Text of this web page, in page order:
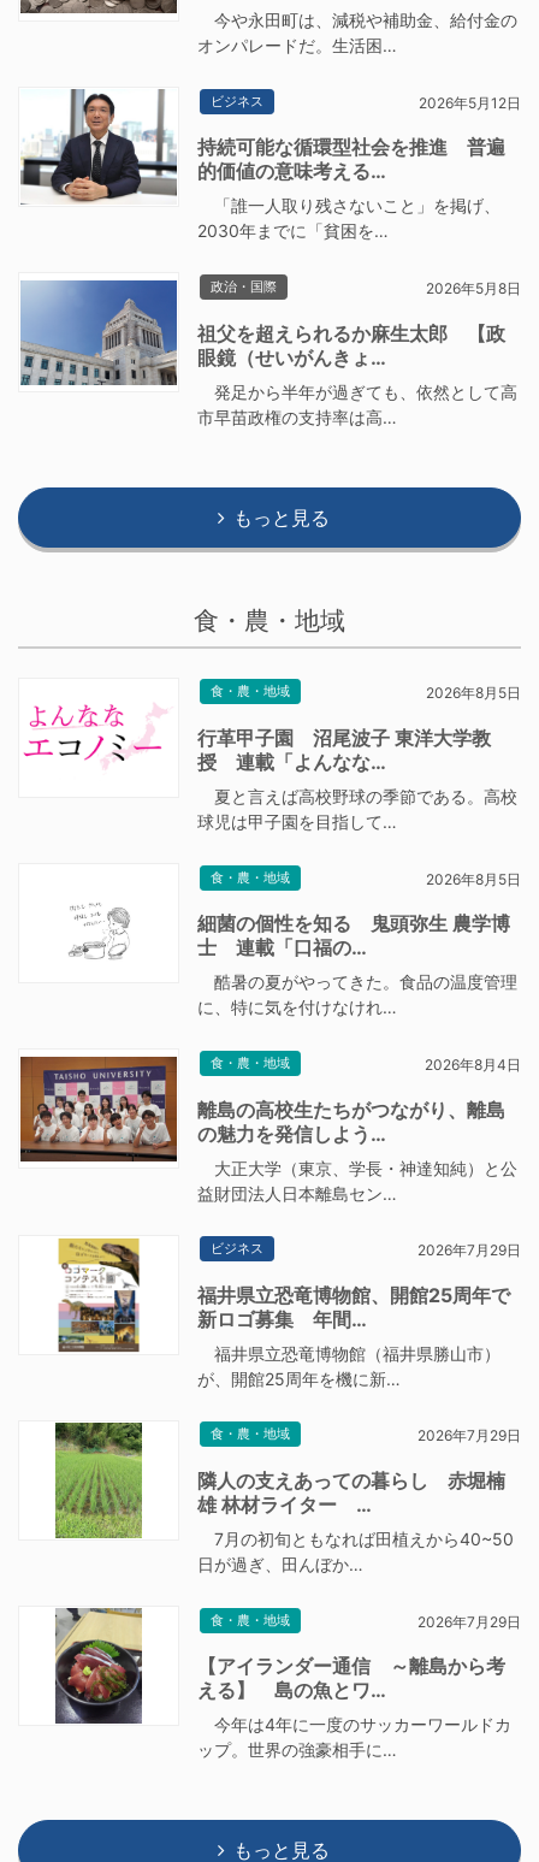
今や永田町は、減税や補助金、給付金の
オンパレードだ。生活困…
ビジネス 2026年5月12日
持続可能な循環型社会を推進 普遍
的価値の意味考える…
「誰一人取り残さないこと」を掲げ、
2030年までに「貧困を…
政治・国際 2026年5月8日
祖父を超えられるか麻生太郎 【政
眼鏡（せいがんきょ…
発足から半年が過ぎても、依然として高
市早苗政権の支持率は高…
もっと見る
食・農・地域
食・農・地域 2026年8月5日
行革甲子園 沼尾波子 東洋大学教
授 連載「よんなな…
夏と言えば高校野球の季節である。高校
球児は甲子園を目指して…
食・農・地域 2026年8月5日
細菌の個性を知る 鬼頭弥生 農学博
士 連載「口福の…
酷暑の夏がやってきた。食品の温度管理
に、特に気を付けなけれ…
食・農・地域 2026年8月4日
離島の高校生たちがつながり、離島
の魅力を発信しよう…
大正大学（東京、学長・神達知純）と公
益財団法人日本離島セン…
ビジネス 2026年7月29日
福井県立恐竜博物館、開館25周年で
新ロゴ募集 年間…
福井県立恐竜博物館（福井県勝山市）
が、開館25周年を機に新…
食・農・地域 2026年7月29日
隣人の支えあっての暮らし 赤堀楠
雄 林材ライター …
7月の初旬ともなれば田植えから40~50
日が過ぎ、田んぼか…
食・農・地域 2026年7月29日
【アイランダー通信 ～離島から考
える】 島の魚とワ…
今年は4年に一度のサッカーワールドカ
ップ。世界の強豪相手に…
もっと見る